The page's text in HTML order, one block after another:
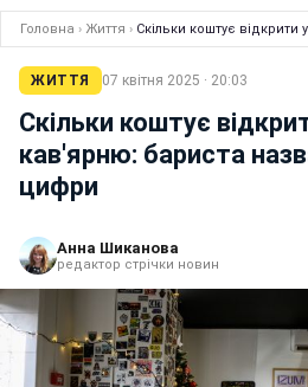
Головна › Життя › Скільки коштує
ЖИТТЯ 07 квітня 2025 · 20:03
Скільки коштує
кав'ярню: бариста
цифри
Анна Шиканова
редактор стрічки новин